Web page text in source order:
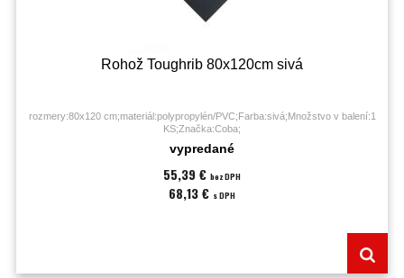
Rohož Toughrib 80x120cm sivá
rozmery:80x120 cm;materiál:polypropylén/PVC;Farba:sivá;Množstvo v balení:1
KS;Značka:Coba;
vypredané
55,39 € bez DPH
68,13 € s DPH